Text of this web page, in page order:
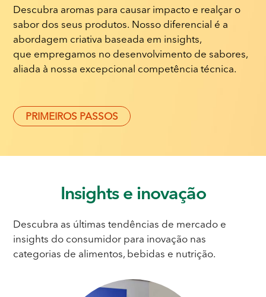
Descubra aromas para causar impacto e realçar o
sabor dos seus produtos. Nosso diferencial é a
abordagem criativa baseada em insights,
que empregamos no desenvolvimento de sabores,
aliada à nossa excepcional competência técnica.
PRIMEIROS PASSOS
Insightse inovação
Descubra as últimas tendências de mercado e
insights do consumidor para inovação nas
categorias de alimentos, bebidas e nutrição.